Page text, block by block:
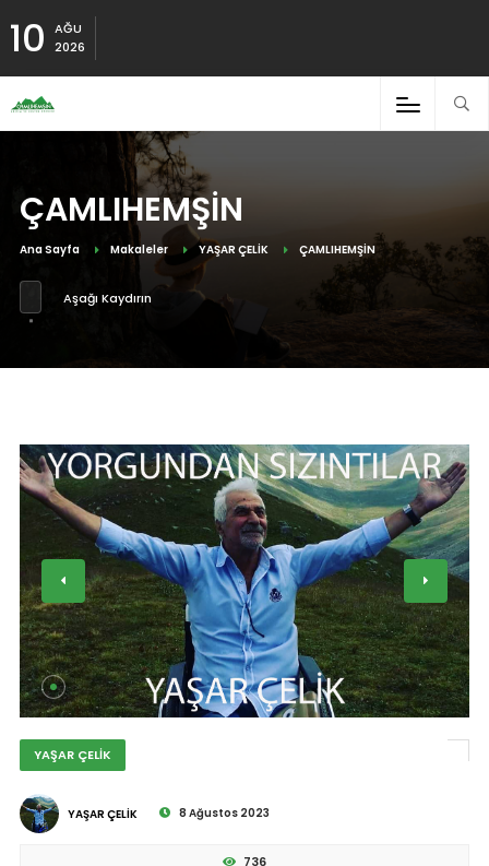
10
AĞU
2026
ÇAMLIHEMŞİN
Ana Sayfa Makaleler YAŞAR ÇELİK ÇAMLIHEMŞİN
Aşağı Kaydırın
YAŞAR ÇELİK
YAŞAR ÇELİK 8 Ağustos 2023
736